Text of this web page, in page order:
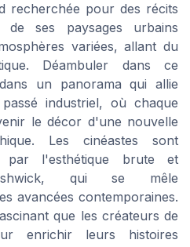
recherchée pour des récits
de ses paysages urbains
variées, allant du
Déambuler dans ce
un panorama qui allie
industriel, où chaque
le décor d'une nouvelle
Les cinéastes sont
par l'esthétique brute et
qui se mêle
avancées contemporaines.
que les créateurs de
enrichir leurs histoires